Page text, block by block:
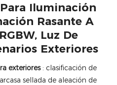
Iluminación
Rasante A
Luz De
Exteriores
exteriores: clasificación de
sellada de aleación de